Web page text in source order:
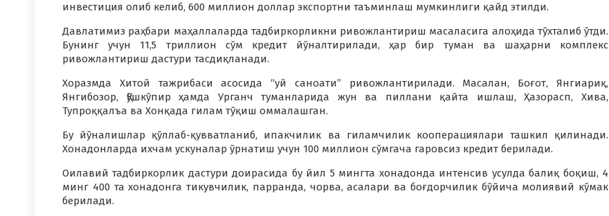
инвестиция олиб келиб, 600 миллион доллар экспортни таъминлаш мумкинлиги қайд этилди.
Давлатимиз раҳбари маҳаллаларда тадбиркорликни ривожлантириш масаласига алоҳида тўхталиб ўтди.
Бунинг учун 11,5 триллион сўм кредит йўналтирилади, ҳар бир туман ва шаҳарни комплекс
ривожлантириш дастури тасдиқланади.
Хоразмда Хитой тажрибаси асосида “уй саноати” ривожлантирилади. Масалан, Боғот, Янгиариқ,
Янгибозор, Қўшкўпир ҳамда Урганч туманларида жун ва пиллани қайта ишлаш, Ҳазорасп, Хива,
Тупроққалъа ва Хонқада гилам тўқиш оммалашган.
Бу йўналишлар қўллаб-қувватланиб, ипакчилик ва гиламчилик кооперациялари ташкил қилинади.
Хонадонларда ихчам ускуналар ўрнатиш учун 100 миллион сўмгача гаровсиз кредит берилади.
Оилавий тадбиркорлик дастури доирасида бу йил 5 мингта хонадонда интенсив усулда балиқ боқиш, 4
минг 400 та хонадонга тикувчилик, парранда, чорва, асалари ва боғдорчилик бўйича молиявий кўмак
берилади.